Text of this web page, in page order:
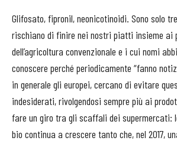
Glifosato, fipronil, neonicotinoidi. Sono solo
rischiano di finire nei nostri piatti insieme ai
dell’agricoltura convenzionale e i cui nomi
conoscere perché periodicamente “fanno
in generale gli europei, cercano di evitare
indesiderati, rivolgendosi sempre più ai
fare un giro tra gli scaffali dei supermercati:
bio continua a crescere tanto che, nel 2017,